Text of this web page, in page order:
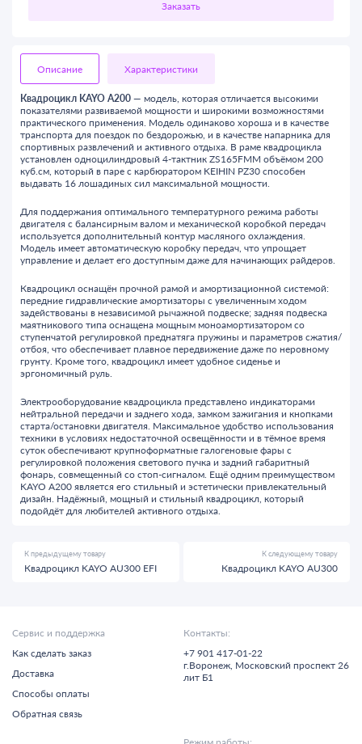
Описание Характеристики
Квадроцикл KAYO A200 — модель, которая отличается высокими
показателями развиваемой мощности и широкими возможностями
практического применения. Модель одинаково хороша и в качестве
транспорта для поездок по бездорожью, и в качестве напарника для
спортивных развлечений и активного отдыха. В раме квадроцикла
установлен одноцилиндровый 4-тактник ZS165FMM объёмом 200
куб.см, который в паре с карбюратором KEIHIN PZ30 способен
выдавать 16 лошадиных сил максимальной мощности.
Для поддержания оптимального температурного режима работы
двигателя с балансирным валом и механической коробкой передач
используется дополнительный контур масляного охлаждения.
Модель имеет автоматическую коробку передач, что упрощает
управление и делает его доступным даже для начинающих райдеров.
Квадроцикл оснащён прочной рамой и амортизационной системой:
передние гидравлические амортизаторы с увеличенным ходом
задействованы в независимой рычажной подвеске; задняя подвеска
маятникового типа оснащена мощным моноамортизатором со
ступенчатой регулировкой преднатяга пружины и параметров сжатия/
отбоя, что обеспечивает плавное передвижение даже по неровному
грунту. Кроме того, квадроцикл имеет удобное сиденье и
эргономичный руль.
Электрооборудование квадроцикла представлено индикаторами
нейтральной передачи и заднего хода, замком зажигания и кнопками
старта/остановки двигателя. Максимальное удобство использования
техники в условиях недостаточной освещённости и в тёмное время
суток обеспечивают крупноформатные галогеновые фары с
регулировкой положения светового пучка и задний габаритный
фонарь, совмещенный со стоп-сигналом. Ещё одним преимуществом
KAYO A200 является его стильный и эстетически привлекательный
дизайн. Надёжный, мощный и стильный квадроцикл, который
подойдёт для любителей активного отдыха.
К предыдущему товару
Квадроцикл KAYO AU300 EFI
К следующему товару
Квадроцикл KAYO AU300
Сервис и поддержка
Как сделать заказ
Доставка
Способы оплаты
Обратная связь
Контакты:
+7 901 417-01-22
г.Воронеж, Московский проспект 26
лит Б1